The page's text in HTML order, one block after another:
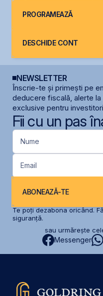
PROGRAMEAZĂ
DESCHIDE CONT
NEWSLETTER
Înscrie-te și primești pe
deducere fiscală, alerte
exclusive pentru
Fii cu un pas
Nume
Email
ABONEAZĂ-TE
Te poți dezabona oricând.
siguranță.
sau urmărește
Messenger